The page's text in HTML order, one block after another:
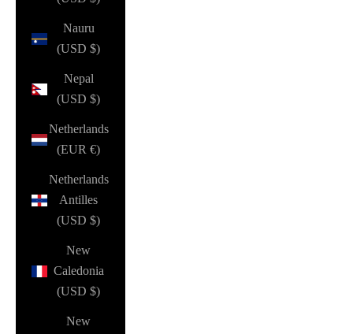
Nauru
(USD $)
Nepal
(USD $)
Netherlands
(EUR €)
Netherlands
Antilles
(USD $)
New
Caledonia
(USD $)
New